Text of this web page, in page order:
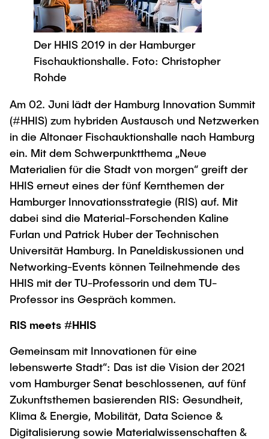
Newsroom
Press Release
Flyers and brochures
Merchandise-Shop
Working at TU Hamburg
Job opportunities
Faculty recruiting
Information for new employees
Internal Information
Advice and contact
New@tuhh
Around student life
study organization
AI in Education
After Graduation
Alumni
Career Center
Graduate Academy
Doctoral Degrees
Continuing Education
UNU HUB "Engineering to Face Climate
Change"
Research Funding
Good Scientific Practice
Team
Research & Transfer News
Interdisciplinary Workshop of the FSP
"Biobased Processes and Reactor
Technologies"
Process Engineering
Study programs
Research and Institutes
Technology and Innovation in Education
News
Study programs
Research and Institutes
Management Sciences and Technology
Research and Institutes
Mechanical Engineering
Study programs
Research and institutes
Joint School of Multidisciplinary Studies
Institutes
Overview
Exchange students
Intercultural Hub
International Scholars & Guests
Study Exchange Partnerships
How to establish partnerships
Strategy
ECIU University
Contacts & International Team
Der HHIS 2019 in der Hamburger
Fischauktionshalle. Foto: Christopher
Rohde
Am 02. Juni lädt der Hamburg Innovation Summit
(#HHIS) zum hybriden Austausch und Netzwerken
in die Altonaer Fischauktionshalle nach Hamburg
ein. Mit dem Schwerpunktthema „Neue
Materialien für die Stadt von morgen“ greift der
HHIS erneut eines der fünf Kernthemen der
Hamburger Innovationsstrategie (RIS) auf. Mit
dabei sind die Material-Forschenden Kaline
Furlan und Patrick Huber der Technischen
Universität Hamburg. In Paneldiskussionen und
Networking-Events können Teilnehmende des
HHIS mit der TU-Professorin und dem TU-
Professor ins Gespräch kommen.
RIS meets #HHIS
Gemeinsam mit Innovationen für eine
lebenswerte Stadt“: Das ist die Vision der 2021
vom Hamburger Senat beschlossenen, auf fünf
Zukunftsthemen basierenden RIS: Gesundheit,
Klima & Energie, Mobilität, Data Science &
Digitalisierung sowie Materialwissenschaften &